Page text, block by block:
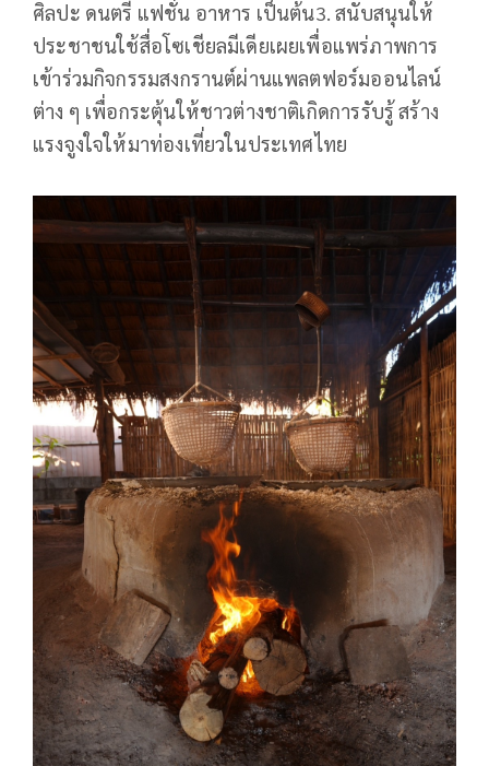
ศิลปะ ดนตรี แฟชั่น อาหาร เป็นต้น3. สนับสนุนให้
ประชาชนใช้สื่อโซเชียลมีเดียเผยเพื่อแพร่ภาพการ
เข้าร่วมกิจกรรมสงกรานต์ผ่านแพลตฟอร์มออนไลน์
ต่าง ๆ เพื่อกระตุ้นให้ชาวต่างชาติเกิดการรับรู้ สร้าง
แรงจูงใจให้มาท่องเที่ยวในประเทศไทย